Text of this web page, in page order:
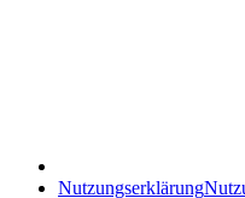
Nutzungserklärung